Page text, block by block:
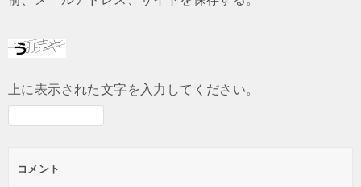
上に表示された文字を入力してください。
コメント